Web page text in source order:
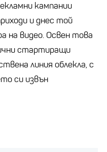
кампании
и днес той
на видео. Освен това
стартиращи
линия облекла, с
си извън